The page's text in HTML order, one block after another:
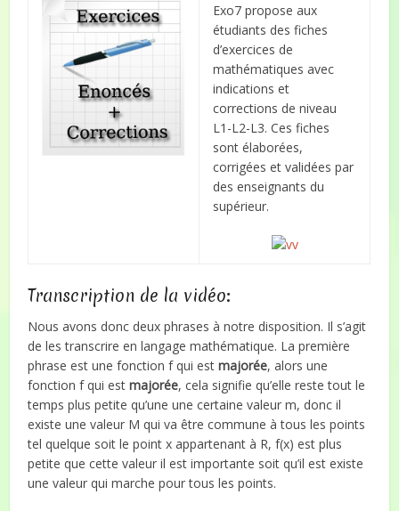
Exo7 propose aux
étudiants des fiches
d’exercices de
mathématiques avec
indications et
corrections de niveau
L1-L2-L3. Ces fiches
sont élaborées,
corrigées et validées par
des enseignants du
supérieur.
Transcription de la vidéo:
Nous avons donc deux phrases à notre disposition. Il s’agit
de les transcrire en langage mathématique. La première
phrase est une fonction f qui estmajorée, alors une
fonction f qui estmajorée, cela signifie qu’elle reste tout le
temps plus petite qu’une une certaine valeur m, donc il
existe une valeur M qui va être commune à tous les points
tel quelque soit le point x appartenant à R, f(x) est plus
petite que cette valeur il est importante soit qu’il est existe
une valeur qui marche pour tous les points.